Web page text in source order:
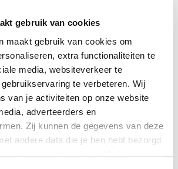
gebruik van cookies
maakt gebruik van cookies om
extra functionaliteiten te
media, websiteverkeer te
te verbeteren. Wij
van je activiteiten op onze website
adverteerders en
Zij kunnen de gegevens van deze
andere data die je hen hebt bezorgd